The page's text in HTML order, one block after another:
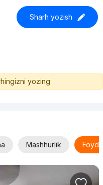
Sharh yozish
yozing
Mashhurlik